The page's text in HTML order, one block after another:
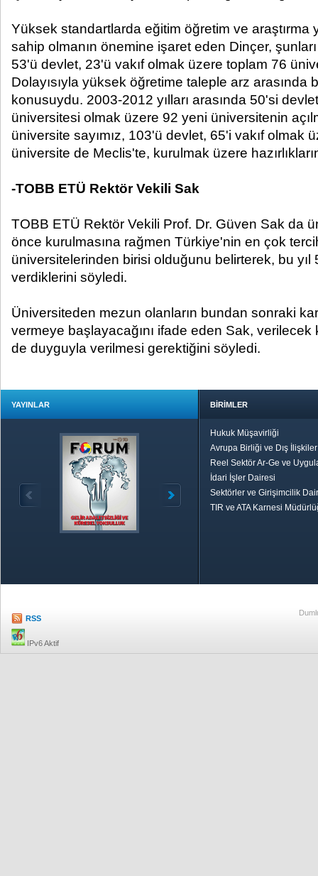
Yüksek standartlarda eğitim öğretim ve araştırma
sahip olmanın önemine işaret eden Dinçer,
53'ü devlet, 23'ü vakıf olmak üzere toplam 76
Dolayısıyla yüksek öğretime taleple arz arasında
konusuydu. 2003-2012 yılları arasında 50'si
üniversitesi olmak üzere 92 yeni üniversitenin
üniversite sayımız, 103'ü devlet, 65'i vakıf olmak
üniversite de Meclis'te, kurulmak üzere
-TOBB ETÜ Rektör Vekili Sak
TOBB ETÜ Rektör Vekili Prof. Dr. Güven Sak da
önce kurulmasına rağmen Türkiye'nin en çok
üniversitelerinden birisi olduğunu belirterek, bu yıl
verdiklerini söyledi.
Üniversiteden mezun olanların bundan sonraki
vermeye başlayacağını ifade eden Sak, verilecek
de duyguyla verilmesi gerektiğini söyledi.
YAYINLAR BİRİMLER
Hukuk Müşavirliği
Avrupa Birliği ve Dış
Reel Sektör Ar-Ge ve
İdari İşler Dairesi
Sektörler ve Girişimcilik
TIR ve ATA Karnesi
RSS
IPv6 Aktif